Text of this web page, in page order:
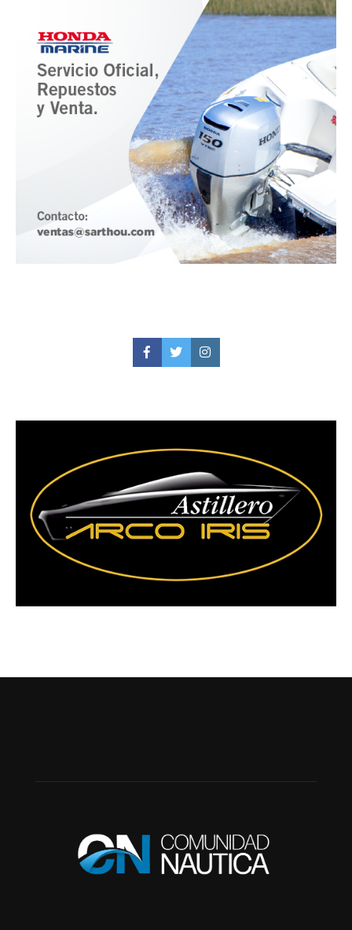
FacebookTwitterInstagram